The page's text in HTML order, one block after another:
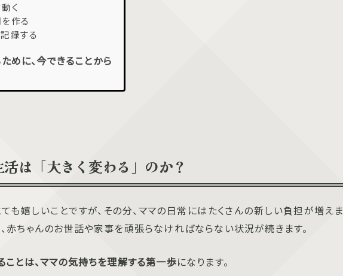
く
作る
録する
めに、今できることから
は「大きく変わる」のか？
も嬉しいことですが、その分、ママの日常にはたくさんの新しい負担が増えま
赤ちゃんのお世話や家事を頑張らなければならない状況が続きます。
ことは、ママの気持ちを理解する第一歩になります。